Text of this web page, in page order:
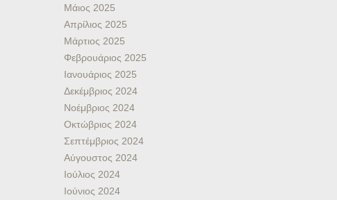
Μάιος 2025
Απρίλιος 2025
Μάρτιος 2025
Φεβρουάριος 2025
Ιανουάριος 2025
Δεκέμβριος 2024
Νοέμβριος 2024
Οκτώβριος 2024
Σεπτέμβριος 2024
Αύγουστος 2024
Ιούλιος 2024
Ιούνιος 2024